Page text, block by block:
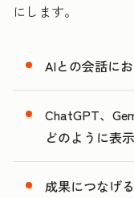
にします。
AIとの会話に
ChatGPT、
どのように表
成果につなげ